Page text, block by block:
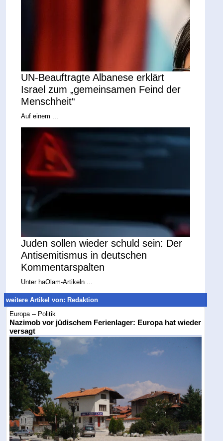
UN-Beauftragte Albanese erklärt
Israel zum „gemeinsamen Feind der
Menschheit“
Auf einem ...
Juden sollen wieder schuld sein: Der
Antisemitismus in deutschen
Kommentarspalten
Unter haOlam-Artikeln ...
weitere Artikel von: Redaktion
Europa -- Politik
Nazimob vor jüdischem Ferienlager: Europa hat wieder
versagt